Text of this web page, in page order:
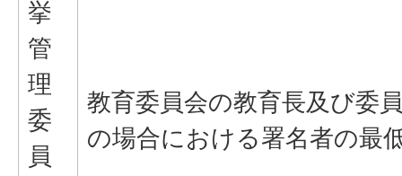
挙
管
理
委
員
教育委員会の教育長及び委
の場合における署名者の最